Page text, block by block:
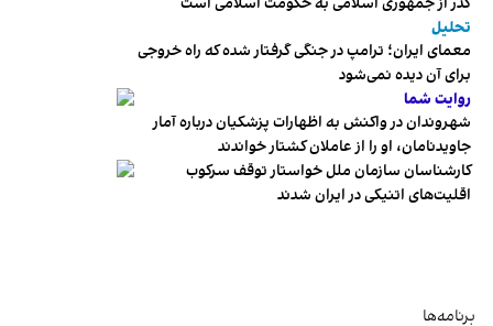
تحلیل
معمای ایران؛ ترامپ در جنگی گرفتار شده که راه خروجی
برای آن دیده نمی‌شود
روایت شما
شهروندان در واکنش به اظهارات پزشکیان درباره آمار
جاویدنامان، او را از عاملان کشتار خواندند
کارشناسان سازمان ملل خواستار توقف سرکوب
اقلیت‌های اتنیکی در ایران شدند
برنامه‌ها